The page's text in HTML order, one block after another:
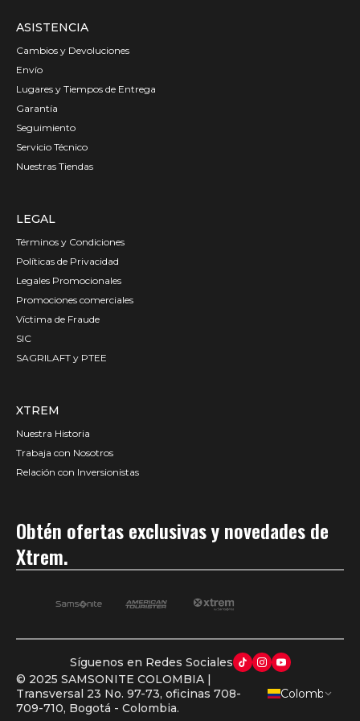
ASISTENCIA
Cambios y Devoluciones
Envío
Lugares y Tiempos de Entrega
Garantía
Seguimiento
Servicio Técnico
Nuestras Tiendas
LEGAL
Términos y Condiciones
Políticas de Privacidad
Legales Promocionales
Promociones comerciales
Víctima de Fraude
SIC
SAGRILAFT y PTEE
XTREM
Nuestra Historia
Trabaja con Nosotros
Relación con Inversionistas
Obtén ofertas exclusivas y novedades de
Xtrem.
Síguenos en Redes Sociales
© 2025 SAMSONITE COLOMBIA |
Transversal 23 No. 97-73, oficinas 708-
709-710, Bogotá - Colombia.
Colombia
AGREGA OTRO PRODUCTO